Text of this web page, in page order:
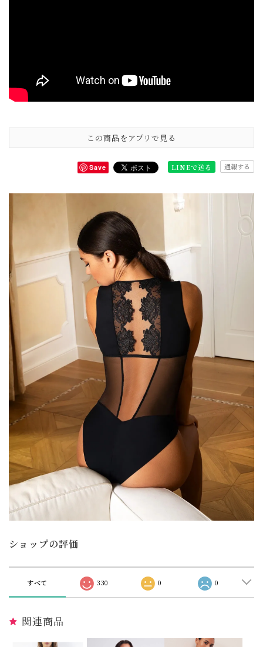
この商品をアプリで見る
Save LINEで送る 通報する
ショップの評価
すべて 330 0 0
関連商品